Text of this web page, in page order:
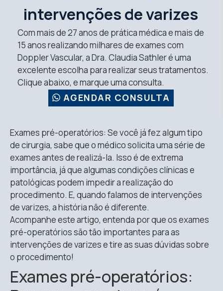
intervenções de varizes
Com mais de 27 anos de prática médica e mais de
15 anos realizando milhares de exames com
Doppler Vascular, a Dra. Claudia Sathler é uma
excelente escolha para realizar seus tratamentos.
Clique abaixo, e marque uma consulta.
AGENDAR CONSULTA
Exames pré-operatórios: Se você já fez algum tipo
de cirurgia, sabe que o médico solicita uma série de
exames antes de realizá-la. Isso é de extrema
importância, já que algumas condições clínicas e
patológicas podem impedir a realização do
procedimento. E, quando falamos de intervenções
de varizes, a história não é diferente.
Acompanhe este artigo, entenda por que os exames
pré-operatórios são tão importantes para as
intervenções de varizes e tire as suas dúvidas sobre
o procedimento!
Exames pré-operatórios: